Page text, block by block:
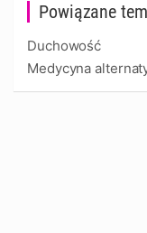
Powiązane
Duchowość
Medycyna